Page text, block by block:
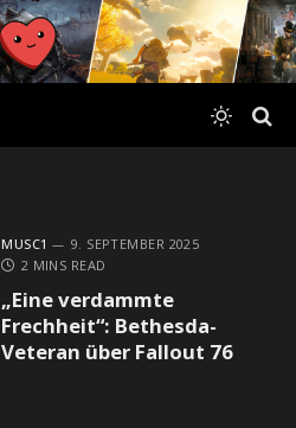
MUSC1
9. SEPTEMBER 2025
2 MINS READ
„Eine verdammte
Frechheit“: Bethesda-
Veteran über Fallout 76